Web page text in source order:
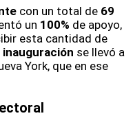
con un total de 69
un 100% de apoyo,
esta cantidad de
inauguración se llevó a
York, que en ese